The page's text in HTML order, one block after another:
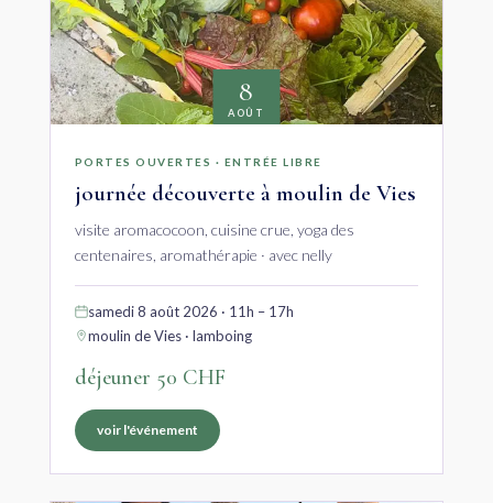
8
AOÛT
PORTES OUVERTES · ENTRÉE LIBRE
journée découverte à moulin de Vies
visite aromacocoon, cuisine crue, yoga des
centenaires, aromathérapie · avec nelly
samedi 8 août 2026 · 11h – 17h
moulin de Vies · lamboing
déjeuner 50 CHF
voir l'événement